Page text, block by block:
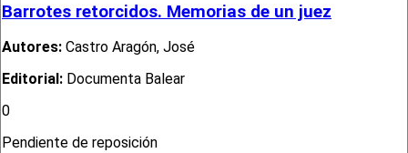
Barrotes retorcidos. Memorias de un juez
Autores: Castro Aragón, José
Editorial: Documenta Balear
0
Pendiente de reposición